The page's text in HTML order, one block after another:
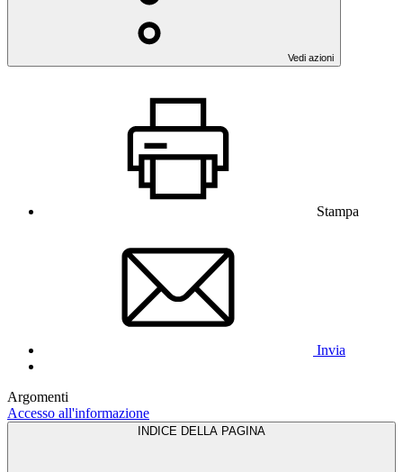
Vedi azioni
Stampa
Invia
Argomenti
Accesso all'informazione
INDICE DELLA PAGINA